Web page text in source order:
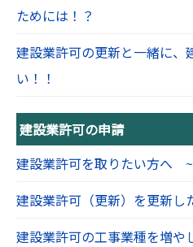
ためには！？
建設業許可の更新と一緒に、
い！！
建設業許可の申請
建設業許可を取りたい方へ
建設業許可（更新）を更新し
建設業許可の工事業種を増や